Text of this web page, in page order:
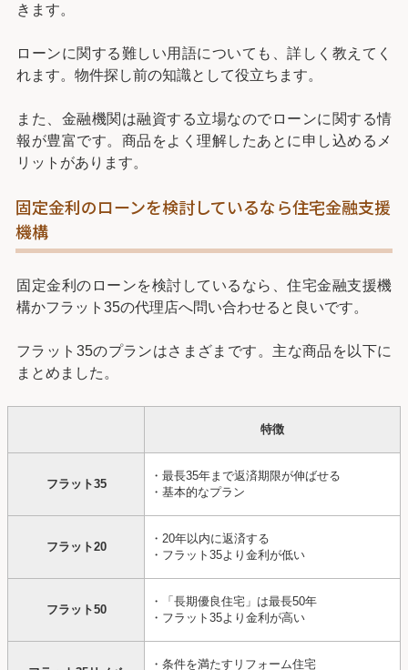
きます。
ローンに関する難しい用語についても、詳しく教えてく
れます。物件探し前の知識として役立ちます。
また、金融機関は融資する立場なのでローンに関する情
報が豊富です。商品をよく理解したあとに申し込めるメ
リットがあります。
固定金利のローンを検討しているなら住宅金融支援
機構
固定金利のローンを検討しているなら、住宅金融支援機
構かフラット35の代理店へ問い合わせると良いです。
フラット35のプランはさまざまです。主な商品を以下に
まとめました。
特徴
フラット35
・最長35年まで返済期限が伸ばせる
・基本的なプラン
フラット20
・20年以内に返済する
・フラット35より金利が低い
フラット50
・「長期優良住宅」は最長50年
・フラット35より金利が高い
・条件を満たすリフォーム住宅